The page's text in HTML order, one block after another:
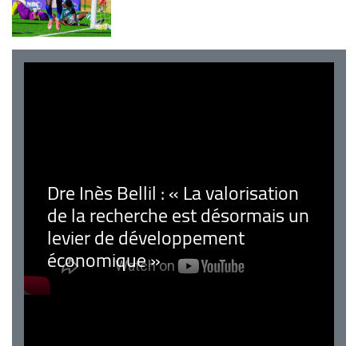
Dre Inès Bellil : « La valorisation
de la recherche est désormais un
levier de développement
économique »